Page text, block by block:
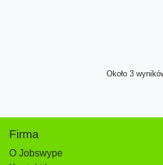
Około 3
Firma
O Jobswype